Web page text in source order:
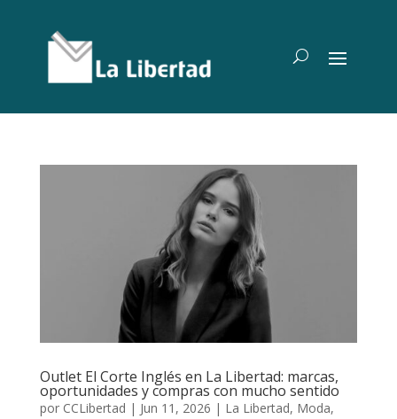
Outlet El Corte Inglés en La Libertad: marcas,
oportunidades y compras con mucho sentido
por CCLibertad | Jun 11, 2026 | La Libertad, Moda,